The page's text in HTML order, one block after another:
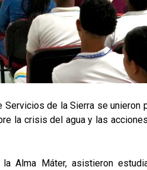
de la Sierra se unieron
la crisis del agua y las
Alma Máter, asistieron